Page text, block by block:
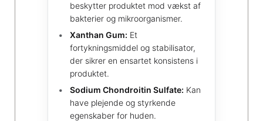
beskytter produktet mod vækst af
bakterier og mikroorganismer.
Xanthan Gum: Et
fortykningsmiddel og stabilisator,
der sikrer en ensartet konsistens i
produktet.
Sodium Chondroitin Sulfate: Kan
have plejende og styrkende
egenskaber for huden.